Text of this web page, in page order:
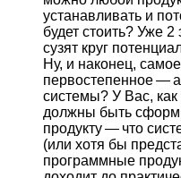
устанавливать и
будет стоить? Уже
сузят круг
Ну, и наконец,
первостепенное —
системы? У Вас, как
должны быть
продукту — что
(или хотя бы
программные